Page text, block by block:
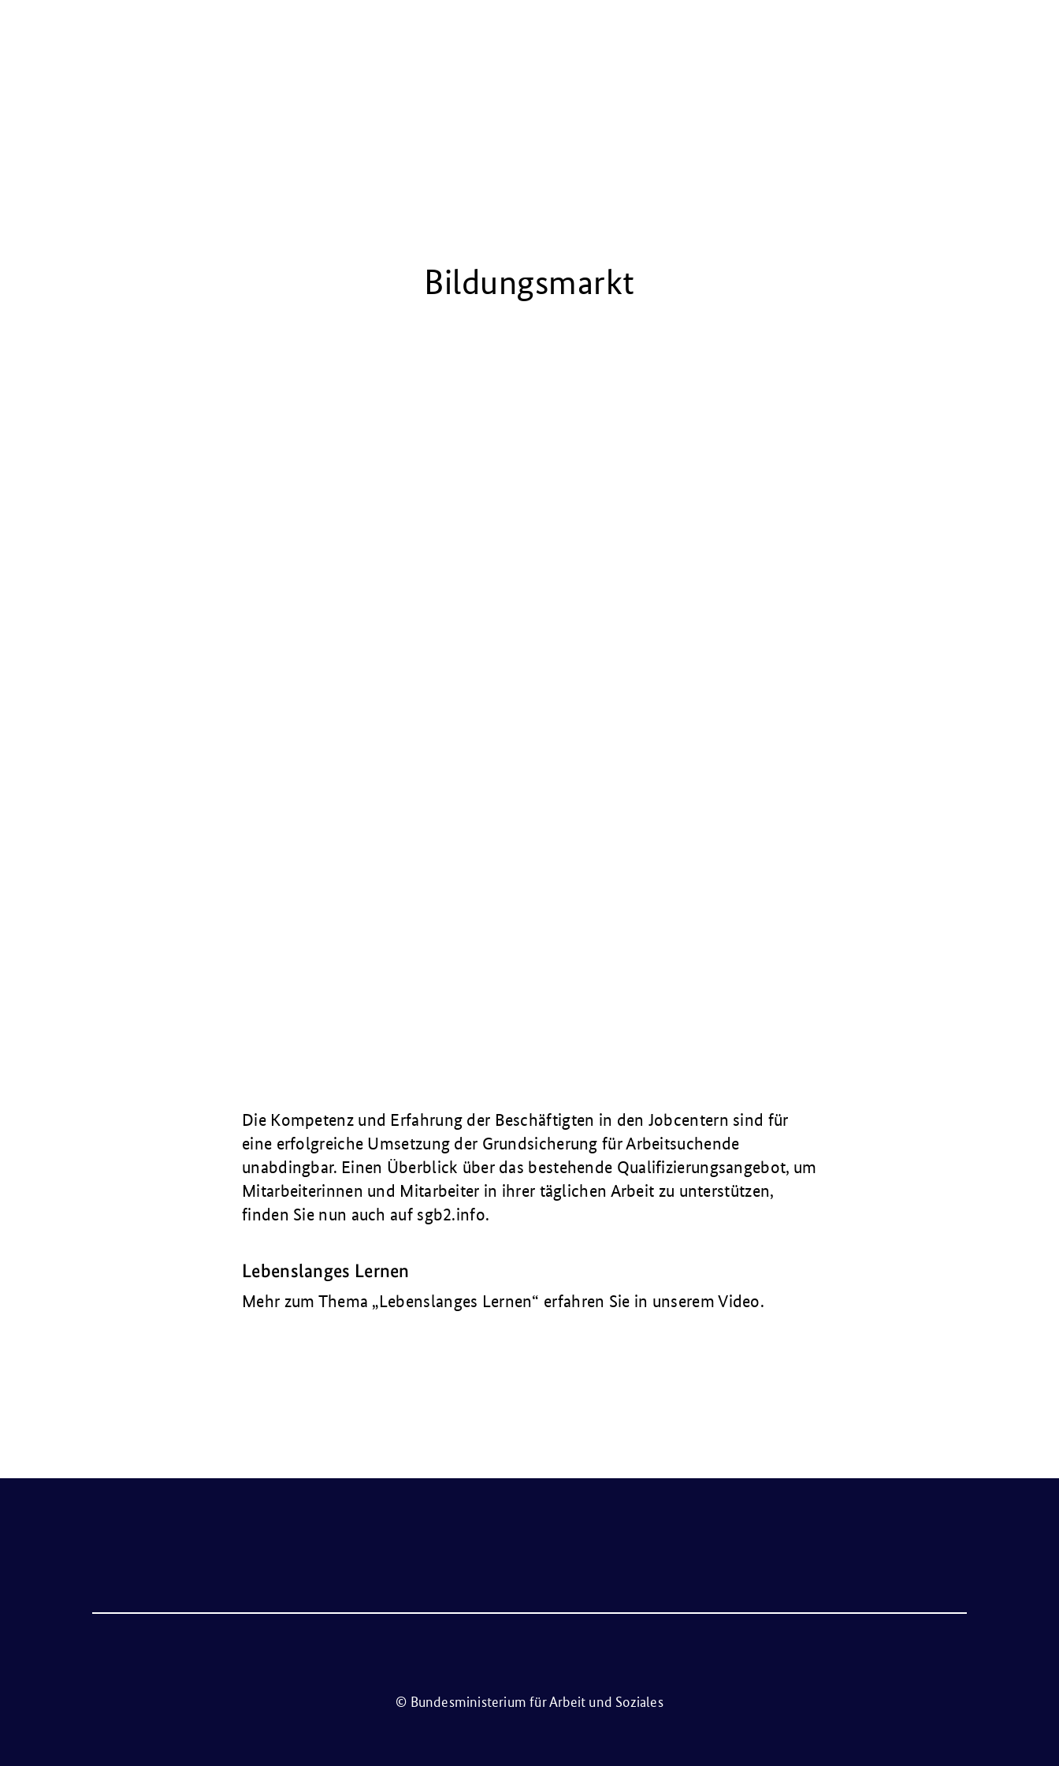
Bildungsmarkt
Die Kompetenz und Erfahrung der Beschäftigten in den Jobcentern sind für
eine erfolgreiche Umsetzung der Grundsicherung für Arbeitsuchende
unabdingbar. Einen Überblick über das bestehende Qualifizierungsangebot, um
Mitarbeiterinnen und Mitarbeiter in ihrer täglichen Arbeit zu unterstützen,
finden Sie nun auch auf sgb2.info.
Lebenslanges Lernen
Mehr zum Thema „Lebenslanges Lernen“ erfahren Sie in unserem Video.
© Bundesministerium für Arbeit und Soziales